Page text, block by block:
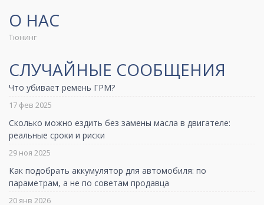
О НАС
Тюнинг
СЛУЧАЙНЫЕ СООБЩЕНИЯ
Что убивает ремень ГРМ?
17 фев 2025
Сколько можно ездить без замены масла в двигателе:
реальные сроки и риски
29 ноя 2025
Как подобрать аккумулятор для автомобиля: по
параметрам, а не по советам продавца
20 янв 2026